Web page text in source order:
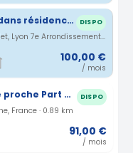
Parking en sous-sol dans résidence sécurisée neuve Lyon 7 DISPO
Avenue Jean-François Raclet, Lyon 7e Arrondissement, Auvergne-Rhône-Alpes, France · 4.94 km
100,00 €
/ mois
Parking Villeurbanne proche Part Dieu rue d'Alsace (69) DISPO
France · 0.89 km
91,00 €
/ mois